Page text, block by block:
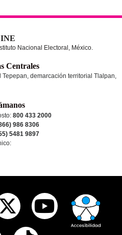
INE
Nacional Electoral, México.
Centrales
demarcación territorial Tlalpan,
800 433 2000
986 8306
5481 9897